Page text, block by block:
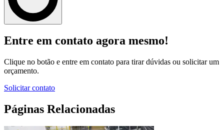
Entre em contato agora mesmo!
Clique no botão e entre em contato para tirar dúvidas ou solicitar um
orçamento.
Solicitar contato
Páginas Relacionadas